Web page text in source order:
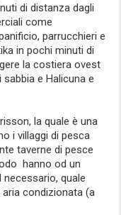
di distanza dagli
come
parrucchieri e
in pochi minuti di
la costiera ovest
e Halicuna e
la quale è una
i villaggi di pesca
taverne di pesce
hanno od un
quale
condizionata (a